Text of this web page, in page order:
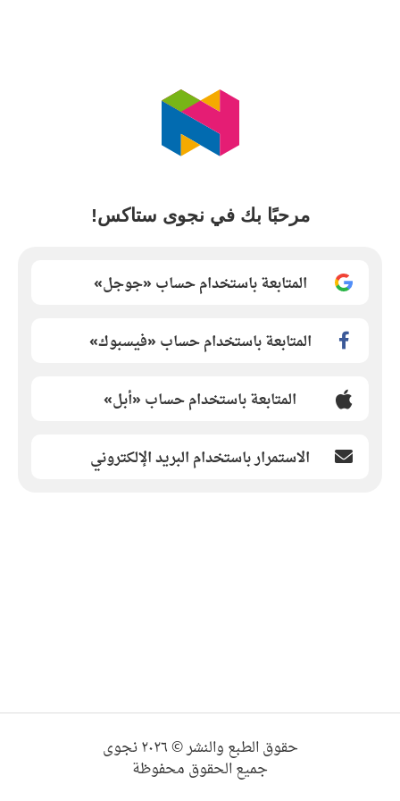
مرحبًا بك في نجوى ستاكس!
المتابعة باستخدام حساب «جوجل»
المتابعة باستخدام حساب «فيسبوك»
المتابعة باستخدام حساب «أبل»
الاستمرار باستخدام البريد الإلكتروني
حقوق الطبع والنشر © ٢٠٢٦ نجوى
جميع الحقوق محفوظة